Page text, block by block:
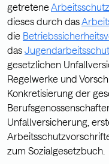
getretene
dieses durch das
die
das
gesetzlichen
Regelwerke und
Konkretisierung der
Unfallversicherung,
zum Sozialgesetzbuch.